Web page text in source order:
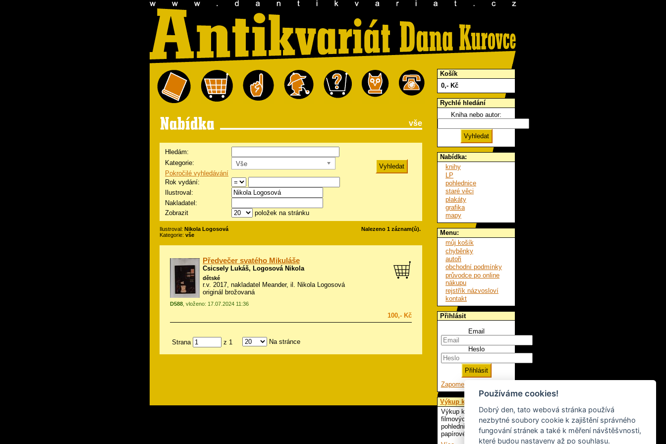
vše
Hledám:
Kategorie:
Vše
Pokročilé vyhledávání
Rok vydání:
Ilustroval:
Nakladatel:
Zobrazit
položek na stránku
Ilustroval: Nikola Logosová
Kategorie: vše
Nalezeno 1 záznam(ů).
Předvečer svatého Mikuláše
Csicsely Lukáš, Logosová Nikola
dětské
r.v. 2017, nakladatel Meander, il. Nikola Logosová
originál brožovaná
D588 , vloženo: 17.07.2024 11:36
100,- Kč
Strana z 1 Na stránce
Košík
0,- Kč
Rychlé hledání
Kniha nebo autor:
Nabídka:
knihy
LP
pohlednice
staré věci
plakáty
grafika
mapy
Menu:
můj košík
chyběnky
autoři
obchodní podmínky
průvodce po online
nákupu
rejstřík názvosloví
kontakt
Přihlásit
Email
Heslo
Zapomenuté heslo
Výkup knih
Výkup knih, LP,
filmových plakátů,
pohlednic a ostatního
papírového artiklu.
Používáme cookies!
Dobrý den, tato webová stránka používá
nezbytné soubory cookie k zajištění správného
fungování stránek a také k měření návštěšvnosti,
které budou nastaveny až po souhlasu.